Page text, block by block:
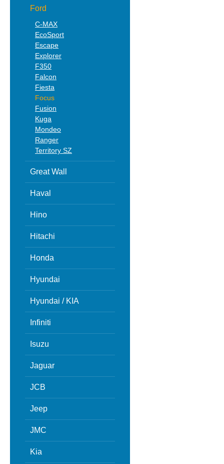
Ford
C-MAX
EcoSport
Escape
Explorer
F350
Falcon
Fiesta
Focus
Fusion
Kuga
Mondeo
Ranger
Territory SZ
Great Wall
Haval
Hino
Hitachi
Honda
Hyundai
Hyundai / KIA
Infiniti
Isuzu
Jaguar
JCB
Jeep
JMC
Kia